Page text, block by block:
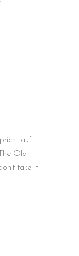
auf
Old
take it